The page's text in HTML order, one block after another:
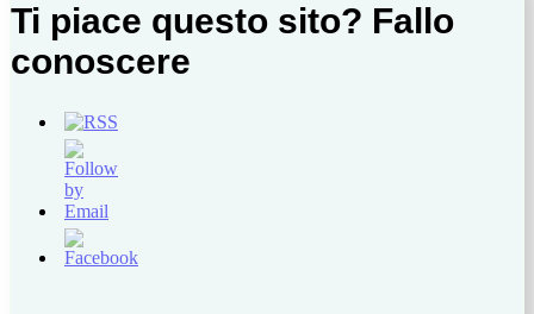
Ti piace questo sito? Fallo
conoscere